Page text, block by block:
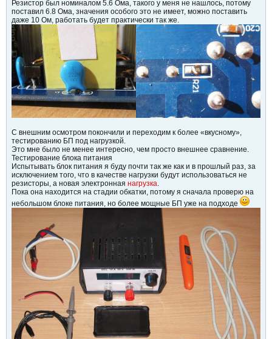
Резистор был номиналом 5.6 Ома, такого у меня не нашлось, потому
поставил 6.8 Ома, значения особого это не имеет, можно поставить
даже 10 Ом, работать будет практически так же.
С внешним осмотром покончили и переходим к более «вкусному»,
тестированию БП под нагрузкой.
Это мне было не менее интересно, чем просто внешнее сравнение.
Тестирование блока питания
Испытывать блок питания я буду почти так же как и в прошлый раз, за
исключением того, что в качестве нагрузки будут использоваться не
резисторы, а новая электронная нагрузка
Пока она находится на стадии обкатки, потому я сначала проверю на
небольшом блоке питания, но более мощные БП уже на подходе